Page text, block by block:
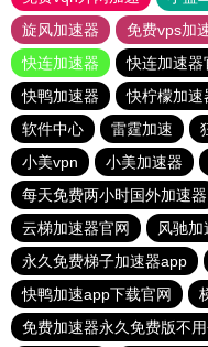
旋风加速器
免费vps加
快连加速器
快连加速器
快鸭加速器
快柠檬加速
软件中心
雷霆加速
小美vpn
小美加速器
每天免费两小时国外加速器
云梯加速器官网
风驰加
永久免费梯子加速器app
快鸭加速app下载官网
免费加速器永久免费版不